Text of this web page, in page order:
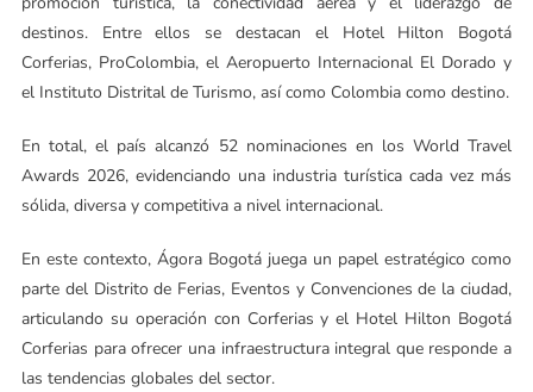
destinos. Entre ellos se destacan el Hotel Hilton Bogotá
Corferias, ProColombia, el Aeropuerto Internacional El Dorado y
el Instituto Distrital de Turismo, así como Colombia como destino.
En total, el país alcanzó 52 nominaciones en los World Travel
Awards 2026, evidenciando una industria turística cada vez más
sólida, diversa y competitiva a nivel internacional.
En este contexto, Ágora Bogotá juega un papel estratégico como
parte del Distrito de Ferias, Eventos y Convenciones de la ciudad,
articulando su operación con Corferias y el Hotel Hilton Bogotá
Corferias para ofrecer una infraestructura integral que responde a
las tendencias globales del sector.